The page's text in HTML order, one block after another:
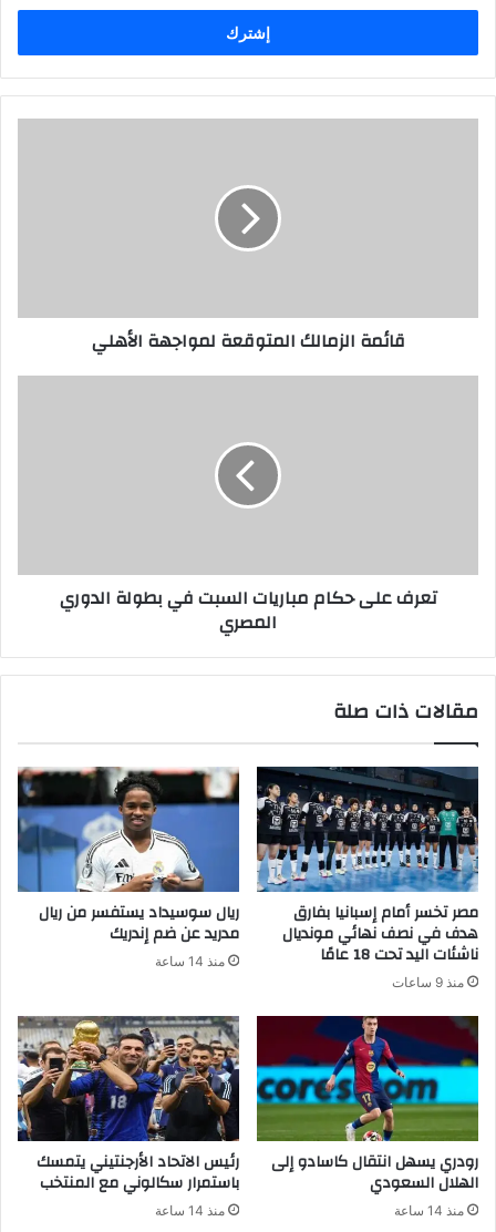
الإلكتروني
قائمة الزمالك المتوقعة لمواجهة الأهلي
تعرف على حكام مباريات السبت في بطولة الدوري
المصري
مقالات ذات صلة
مصر تخسر أمام إسبانيا بفارق
هدف في نصف نهائي مونديال
ناشئات اليد تحت 18 عامًا
منذ 9 ساعات
ريال سوسيداد يستفسر من ريال
مدريد عن ضم إندريك
منذ 14 ساعة
رودري يسهل انتقال كاسادو إلى
الهلال السعودي
منذ 14 ساعة
رئيس الاتحاد الأرجنتيني يتمسك
باستمرار سكالوني مع المنتخب
منذ 14 ساعة